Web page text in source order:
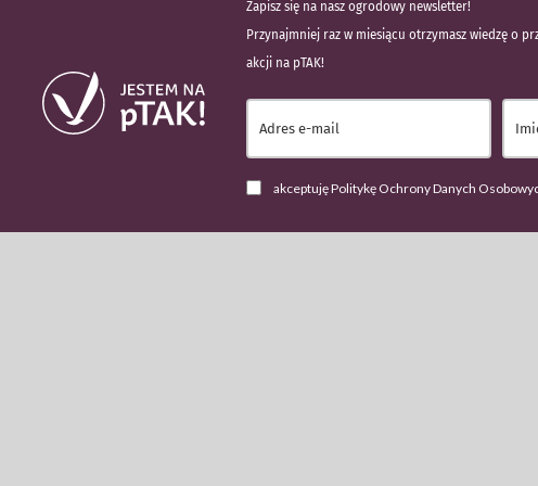
Zapisz się na nasz ogrodowy newsletter!
Przynajmniej raz w miesiącu otrzymasz wiedzę o
akcji na pTAK!
akceptuję Politykę Ochrony Danych